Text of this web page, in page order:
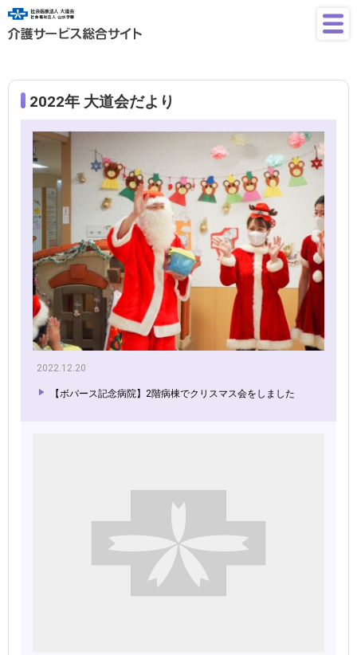
2022年 大道会だより
2022.12.20
【ボバース記念病院】2階病棟でクリスマス会をしました